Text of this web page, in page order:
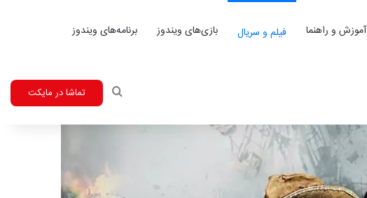
آموزش و راهنما فیلم و سریال بازی‌های ویندوز برنامه‌های ویندوز
تماشا در مایکت جستجو